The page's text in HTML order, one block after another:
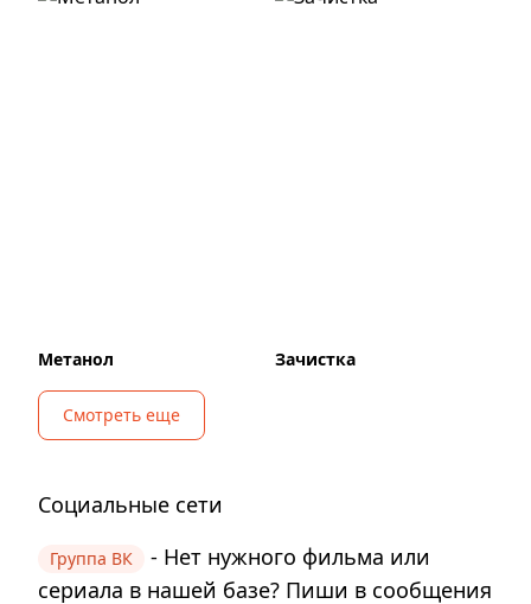
Метанол Зачистка
Смотреть еще
Социальные сети
Группа ВК
- Нет нужного фильма или
сериала в нашей базе? Пиши в сообщения